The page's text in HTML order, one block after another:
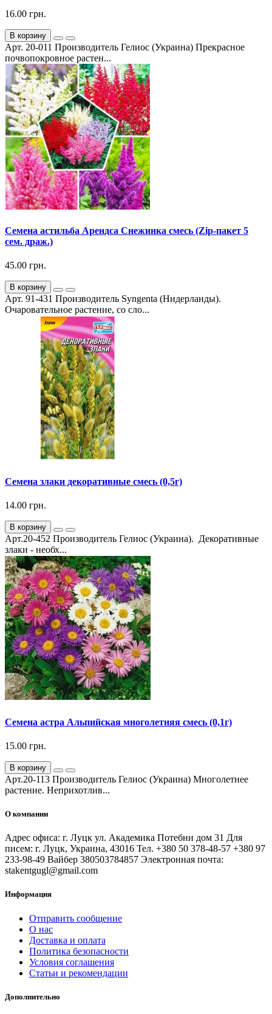
16.00 грн.
В корзину
Арт. 20-011 Производитель Гелиос (Украина) Прекрасное
почвопокровное растен...
Семена астильба Арендса Снежинка смесь (Zip-пакет 5
сем. драж.)
45.00 грн.
В корзину
Арт. 91-431 Производитель Syngenta (Нидерланды).
Очаровательное растение, со сло...
Семена злаки декоративные смесь (0,5г)
14.00 грн.
В корзину
Арт.20-452 Производитель Гелиос (Украина). Декоративные
злаки - необх...
Семена астра Альпийская многолетняя смесь (0,1г)
15.00 грн.
В корзину
Арт.20-113 Производитель Гелиос (Украина) Многолетнее
растение. Неприхотлив...
О компании
Адрес офиса: г. Луцк ул. Академика Потебни дом 31 Для
писем: г. Луцк, Украина, 43016 Тел. +380 50 378-48-57 +380 97
233-98-49 Вайбер 380503784857 Электронная почта:
stakentgugl@gmail.com
Информация
Отправить сообщение
О нас
Доставка и оплата
Политика безопасности
Условия соглашения
Статьи и рекомендации
Дополнительно